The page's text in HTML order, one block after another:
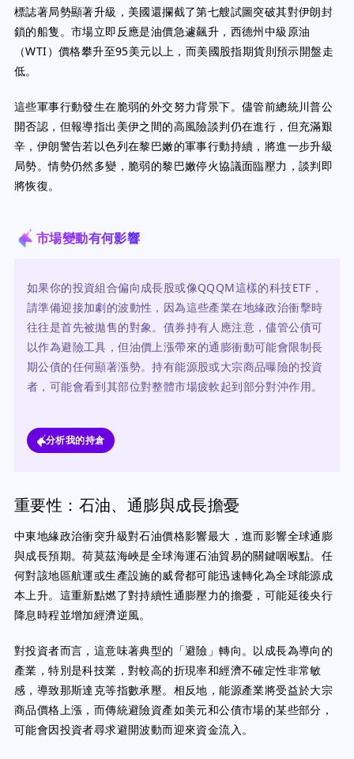
標誌著局勢顯著升級，美國還攔截了第七艘試圖突破其對伊朗封
鎖的船隻。市場立即反應是油價急遽飆升，西德州中級原油
（WTI）價格攀升至95美元以上，而美國股指期貨則預示開盤走
低。
這些軍事行動發生在脆弱的外交努力背景下。儘管前總統川普公
開否認，但報導指出美伊之間的高風險談判仍在進行，但充滿艱
辛，伊朗警告若以色列在黎巴嫩的軍事行動持續，將進一步升級
局勢。情勢仍然多變，脆弱的黎巴嫩停火協議面臨壓力，談判即
將恢復。
市場變動有何影響
如果你的投資組合偏向成長股或像QQQM這樣的科技ETF，
請準備迎接加劇的波動性，因為這些產業在地緣政治衝擊時
往往是首先被拋售的對象。債券持有人應注意，儘管公債可
以作為避險工具，但油價上漲帶來的通膨衝動可能會限制長
期公債的任何顯著漲勢。持有能源股或大宗商品曝險的投資
者，可能會看到其部位對整體市場疲軟起到部分對沖作用。
分析我的持倉
重要性：石油、通膨與成長擔憂
中東地緣政治衝突升級對石油價格影響最大，進而影響全球通膨
與成長預期。荷莫茲海峽是全球海運石油貿易的關鍵咽喉點。任
何對該地區航運或生產設施的威脅都可能迅速轉化為全球能源成
本上升。這重新點燃了對持續性通膨壓力的擔憂，可能延後央行
降息時程並增加經濟逆風。
對投資者而言，這意味著典型的「避險」轉向。以成長為導向的
產業，特別是科技業，對較高的折現率和經濟不確定性非常敏
感，導致那斯達克等指數承壓。相反地，能源產業將受益於大宗
商品價格上漲，而傳統避險資產如美元和公債市場的某些部分，
可能會因投資者尋求避開波動而迎來資金流入。